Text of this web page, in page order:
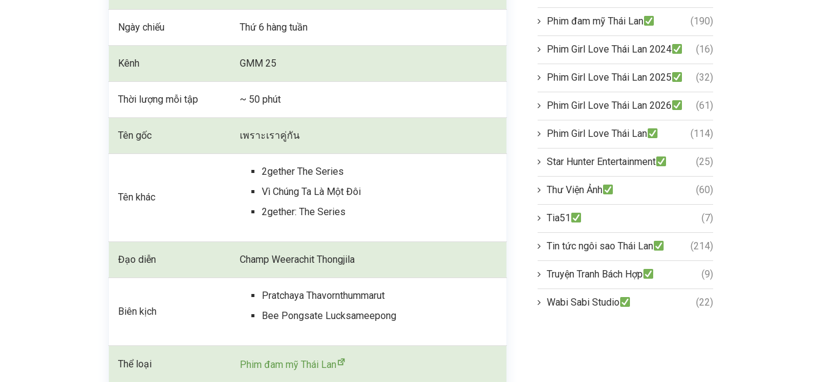
Ngày chiếu Thứ 6 hàng tuần
Kênh GMM 25
Thời lượng mỗi tập ~ 50 phút
Tên gốc เพราะเราคู่กัน
Tên khác
2gether The Series
Vì Chúng Ta Là Một Đôi
2gether: The Series
Đạo diễn Champ Weerachit Thongjila
Biên kịch
Pratchaya Thavornthummarut
Bee Pongsate Lucksameepong
Thể loại Phim đam mỹ Thái Lan
Phim đam mỹ Thái Lan (190)
Phim Girl Love Thái Lan 2024 (16)
Phim Girl Love Thái Lan 2025 (32)
Phim Girl Love Thái Lan 2026 (61)
Phim Girl Love Thái Lan (114)
Star Hunter Entertainment (25)
Thư Viện Ảnh (60)
Tia51 (7)
Tin tức ngôi sao Thái Lan (214)
Truyện Tranh Bách Hợp (9)
Wabi Sabi Studio (22)